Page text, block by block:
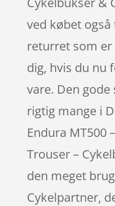
ved købet også
returret som
dig, hvis du nu
vare. Den
rigtig mange i
Endura MT500
Trouser –
den meget
Cykelpartner,